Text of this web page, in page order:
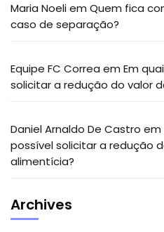
Maria Noeliem Quem fica
caso de separação?
Equipe FC Correa em Em
solicitar a redução do valor
Daniel Arnaldo De Castro em
possível solicitar a redução
alimentícia?
Archives